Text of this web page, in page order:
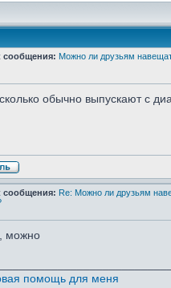
сообщения: Можно ли друзьям
обычно выпускают с
сообщения: Re: Можно ли друзьям
можно
помощь для меня